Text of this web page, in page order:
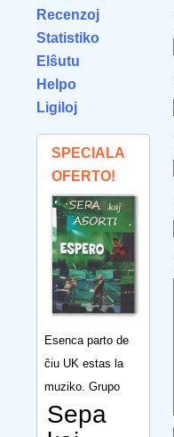
Recenzoj
Statistiko
Elŝutu
Helpo
Ligiloj
SPECIALA
OFERTO!
Esenca parto de
ĉiu UK estas la
muziko. Grupo
Sepa